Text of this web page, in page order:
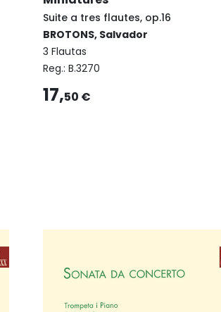
Suite a tres flautes, op.16
BROTONS, Salvador
3 Flautas
Reg.: B.3270
17,50 €